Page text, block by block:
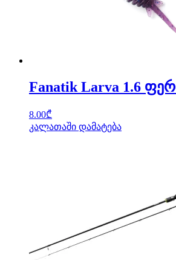
Fanatik Larva 1.6
8.00₾
კალათაში დამატება